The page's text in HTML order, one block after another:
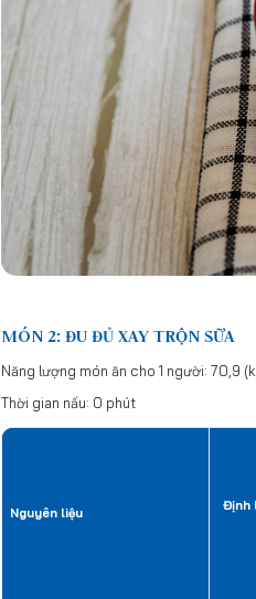
MÓN 2: ĐU ĐỦ XAY TRỘN SỮA
Năng lượng món ăn cho 1 người: 70,9
Thời gian nấu: 0 phút
Nguyên liệu
Định